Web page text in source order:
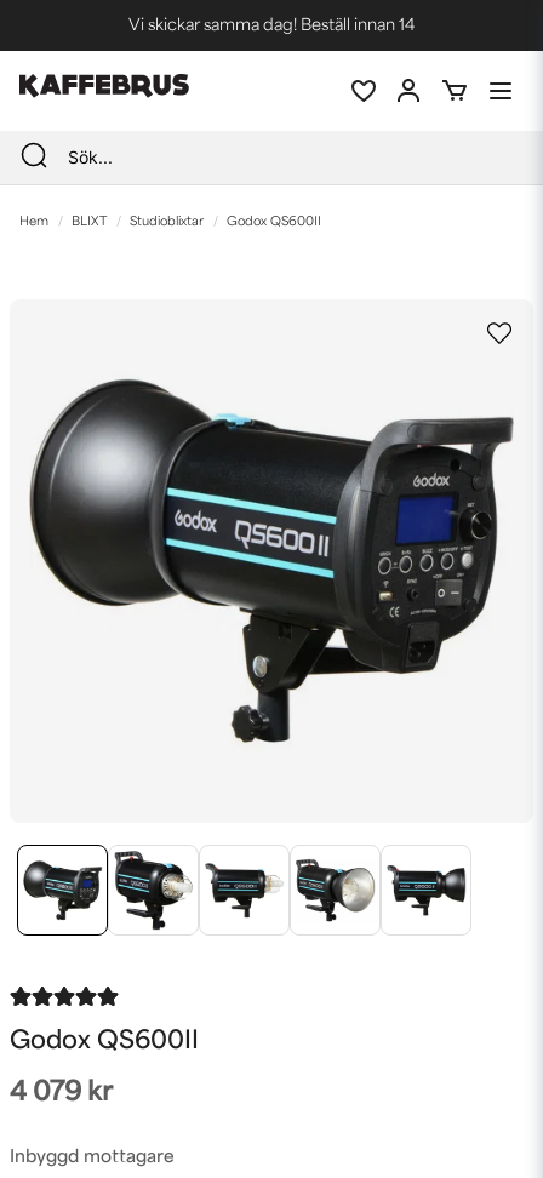
Vi skickar samma dag! Beställ innan 14
Blixtsnabba leveranser
Hem BLIXT Studioblixtar Godox QS600II
Godox QS600II
4 079 kr
Inbyggd mottagare